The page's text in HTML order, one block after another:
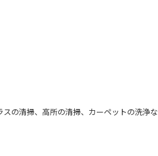
の清掃、高所の清掃、カーペットの洗浄な